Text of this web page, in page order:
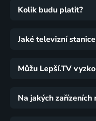
Kolik budu platit?
Jaké televizní
Můžu Lepší.TV
Na jakých